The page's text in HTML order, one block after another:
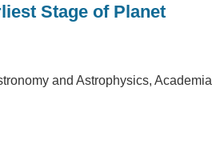
Stage of Planet
and Astrophysics, Academia